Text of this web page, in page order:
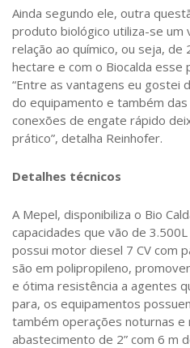
Ainda segundo ele, outra
produto biológico utiliza-se um
relação ao químico, ou seja,
hectare e com o Biocalda esse
“Entre as vantagens eu gostei
do equipamento e também
conexões de engate rápido
prático”, detalha Reinhofer.
Detalhes técnicos
A Mepel, disponibiliza o Bio
capacidades que vão de
possui motor diesel 7 CV com
são em polipropileno,
e ótima resistência a agentes
para, os equipamentos
também operações noturnas e
abastecimento de 2” com 6 m